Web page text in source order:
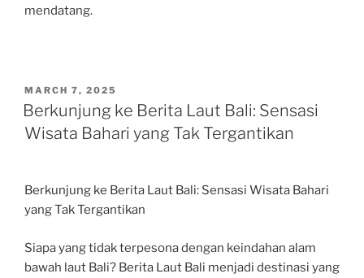
mendatang.
POSTED
ON
MARCH 7, 2025
Berkunjung ke Berita Laut Bali: Sensasi
Wisata Bahari yang Tak Tergantikan
Berkunjung ke Berita Laut Bali: Sensasi Wisata Bahari
yang Tak Tergantikan
Siapa yang tidak terpesona dengan keindahan alam
bawah laut Bali? Berita Laut Bali menjadi destinasi yang